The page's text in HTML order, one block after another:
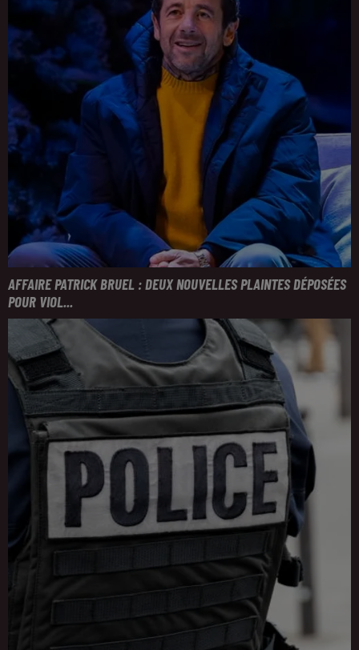
AFFAIRE PATRICK BRUEL : DEUX NOUVELLES PLAINTES DÉPOSÉES
POUR VIOL...